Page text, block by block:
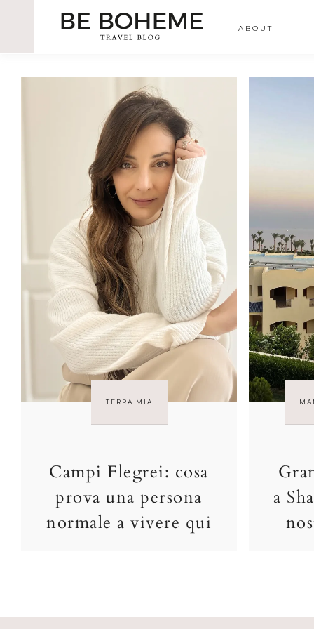
ABOUT
TERRA MIA
Campi Flegrei: cosa
prova una persona
normale a vivere qui
a